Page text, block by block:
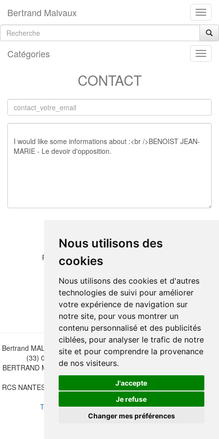
Nous utilisons des
cookies
Nous utilisons des cookies et d'autres
technologies de suivi pour améliorer
votre expérience de navigation sur
notre site, pour vous montrer un
contenu personnalisé et des publicités
ciblées, pour analyser le trafic de notre
site et pour comprendre la provenance
de nos visiteurs.
J'accepte
Je refuse
Changer mes préférences
Bertrand Malvaux
Catégories
CONTACT
Please copy the letters and numbers below:
Bertrand MALVAUX - 22 rue Crébillon, 44000 Nantes - FRANCE - Tél.
(33) 02 40 733 600 — bertrand.malvaux@wanadoo.fr
BERTRAND MALVAUX - ÉDITIONS DU CANONNIER SARL au capital
de 47.000 EUROS
RCS NANTES B 442 295 077 - N° INTRACOMMUNAUTAIRE CEE FR
30 442 295 077
Terms of sales-Update cookies preferences